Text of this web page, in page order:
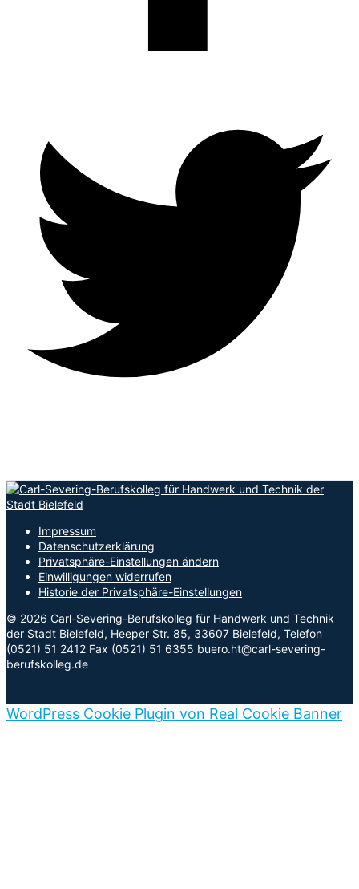
Impressum
Datenschutzerklärung
Privatsphäre-Einstellungen ändern
Einwilligungen widerrufen
Historie der Privatsphäre-Einstellungen
© 2026 Carl-Severing-Berufskolleg für Handwerk und Technik
der Stadt Bielefeld, Heeper Str. 85, 33607 Bielefeld, Telefon
(0521) 51 2412 Fax (0521) 51 6355 buero.ht@carl-severing-
berufskolleg.de
WordPress Cookie Plugin von Real Cookie Banner